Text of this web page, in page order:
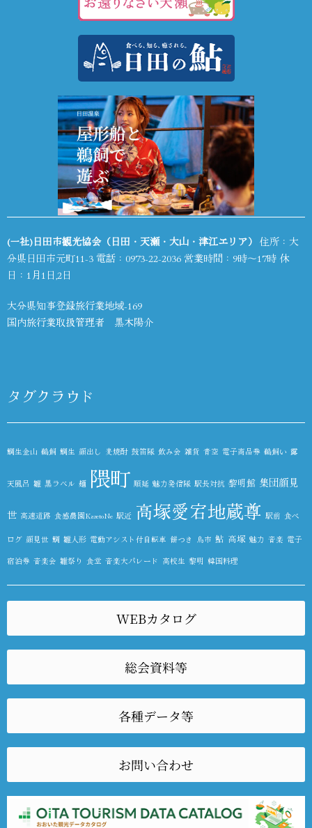
(一社)日田市観光協会（日田・天瀬・大山・津江エリア） 住所：大
分県日田市元町11-3 電話： 0973-22-2036 営業時間：9時～17時 休
日：1月1日,2日
大分県知事登録旅行業地域-169
国内旅行業取扱管理者 黒木陽介
タグクラウド
鯛生金山 鵜飼 鯛生 顔出し 麦焼酎 鼓笛隊 飲み会 雑貨 青空 電子商品券 鵜飼い 露
天風呂 雛 黒ラベル 麺 隈町 順延 魅力発信隊 駅長対抗 黎明館 集団顔見
世 高速道路 食感農園KazetoNe 駅近 高塚愛宕地蔵尊 駅前 食べ
ログ 顔見世 鯛 雛人形 電動アシスト付自転車 餅つき 鳥市 鮎 高塚 魅力 音楽 電子
宿泊券 音楽会 雛祭り 食堂 音楽大パレード 高校生 黎明 韓国料理
WEBカタログ
総会資料等
各種データ等
お問い合わせ